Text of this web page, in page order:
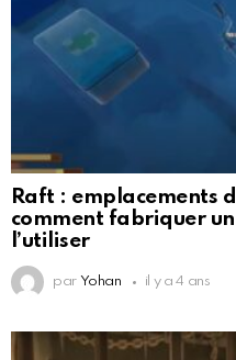
Raft : emplacements
comment fabriquer
l’utiliser
par Yohan il y a 4 ans